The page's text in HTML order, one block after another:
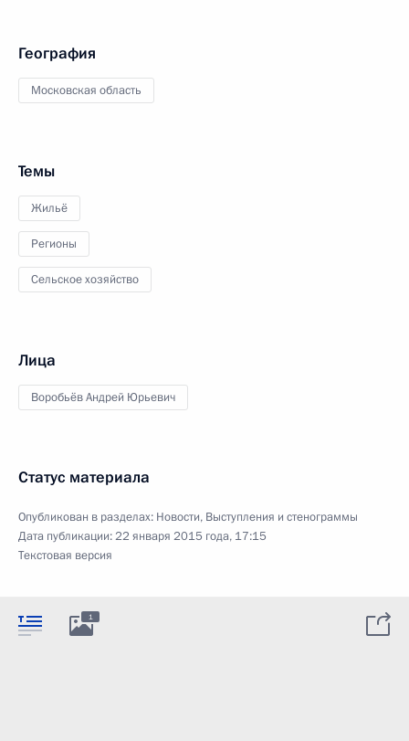
География
Московская область
Темы
Жильё
Регионы
Сельское хозяйство
Лица
Воробьёв Андрей Юрьевич
Статус материала
Опубликован в разделах: Новости, Выступления и стенограммы
Дата публикации:22 января 2015 года, 17:15
Текстовая версия
1